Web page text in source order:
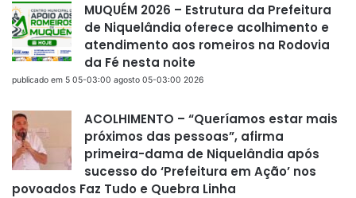
MUQUÉM 2026 – Estrutura da Prefeitura
de Niquelândia oferece acolhimento e
atendimento aos romeiros na Rodovia
da Fé nesta noite
publicado em 5 05-03:00 agosto 05-03:00 2026
ACOLHIMENTO – “Queríamos estar mais
próximos das pessoas”, afirma
primeira-dama de Niquelândia após
sucesso do ‘Prefeitura em Ação’ nos
povoados Faz Tudo e Quebra Linha